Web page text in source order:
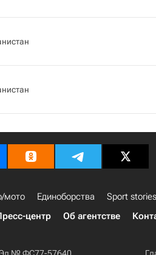
мото Единоборства Sport stories
центр Об агентстве